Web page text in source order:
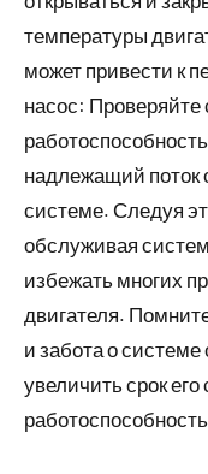
температуры
может привести к
насос: Проверяйте
надлежащий
системе. Следуя
обслуживая
избежать многих
двигателя.
и забота о
увеличить срок